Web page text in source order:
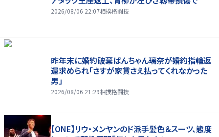
2026/08/06 22:07相撲格闘技
昨年末に婚約破棄ぱんちゃん璃奈が婚約指輪返
還求められ「さすが家賃さえ払ってくれなかった
男」
2026/08/06 21:29相撲格闘技
【ONE】リウ・メンヤンのド派手髪色＆スーツ、態度